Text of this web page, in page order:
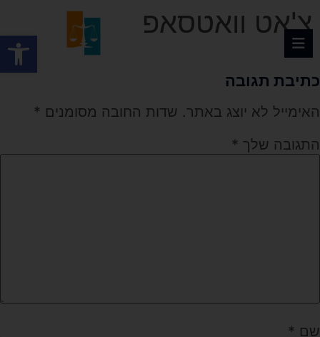
צ'אט וואטסאפ
כתיבת תגובה
האימייל לא יוצג באתר. שדות החובה מסומנים *
התגובה שלך *
שם *